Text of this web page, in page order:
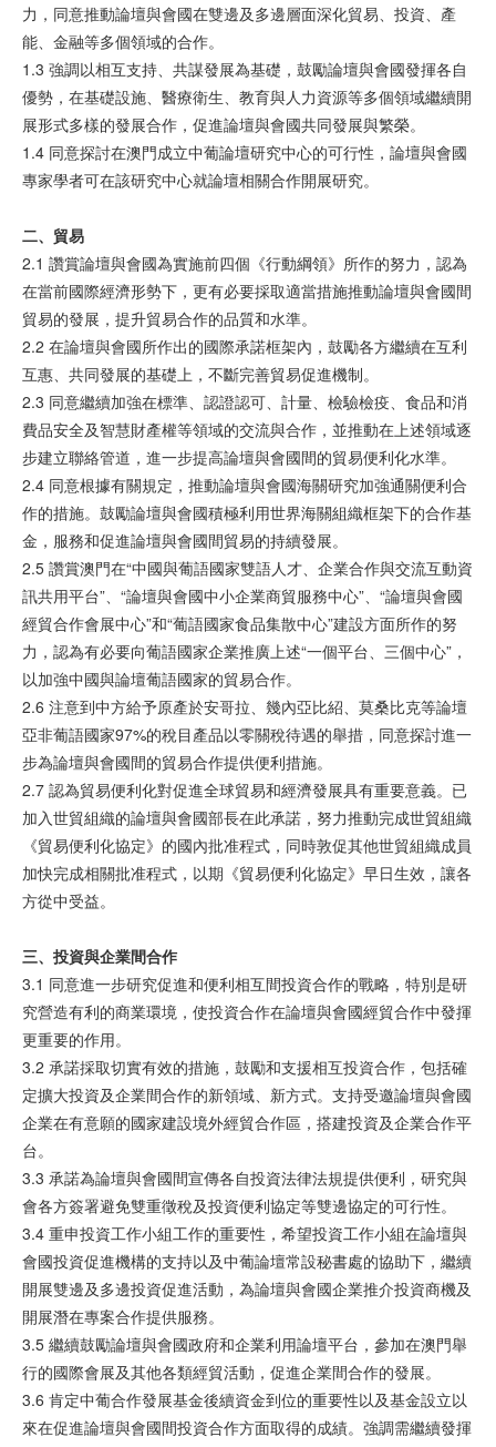
力，同意推動論壇與會國在雙邊及多邊層面深化貿易、投資、產
能、金融等多個領域的合作。
1.3 強調以相互支持、共謀發展為基礎，鼓勵論壇與會國發揮各自
優勢，在基礎設施、醫療衛生、教育與人力資源等多個領域繼續開
展形式多樣的發展合作，促進論壇與會國共同發展與繁榮。
1.4 同意探討在澳門成立中葡論壇研究中心的可行性，論壇與會國
專家學者可在該研究中心就論壇相關合作開展研究。
二、貿易
2.1 讚賞論壇與會國為實施前四個《行動綱領》所作的努力，認為
在當前國際經濟形勢下，更有必要採取適當措施推動論壇與會國間
貿易的發展，提升貿易合作的品質和水準。
2.2 在論壇與會國所作出的國際承諾框架內，鼓勵各方繼續在互利
互惠、共同發展的基礎上，不斷完善貿易促進機制。
2.3 同意繼續加強在標準、認證認可、計量、檢驗檢疫、食品和消
費品安全及智慧財產權等領域的交流與合作，並推動在上述領域逐
步建立聯絡管道，進一步提高論壇與會國間的貿易便利化水準。
2.4 同意根據有關規定，推動論壇與會國海關研究加強通關便利合
作的措施。鼓勵論壇與會國積極利用世界海關組織框架下的合作基
金，服務和促進論壇與會國間貿易的持續發展。
2.5 讚賞澳門在“中國與葡語國家雙語人才、企業合作與交流互動資
訊共用平台”、“論壇與會國中小企業商貿服務中心”、“論壇與會國
經貿合作會展中心”和“葡語國家食品集散中心”建設方面所作的努
力，認為有必要向葡語國家企業推廣上述“一個平台、三個中心”，
以加強中國與論壇葡語國家的貿易合作。
2.6 注意到中方給予原產於安哥拉、幾內亞比紹、莫桑比克等論壇
亞非葡語國家97%的稅目產品以零關稅待遇的舉措，同意探討進一
步為論壇與會國間的貿易合作提供便利措施。
2.7 認為貿易便利化對促進全球貿易和經濟發展具有重要意義。已
加入世貿組織的論壇與會國部長在此承諾，努力推動完成世貿組織
《貿易便利化協定》的國內批准程式，同時敦促其他世貿組織成員
加快完成相關批准程式，以期《貿易便利化協定》早日生效，讓各
方從中受益。
三、投資與企業間合作
3.1 同意進一步研究促進和便利相互間投資合作的戰略，特別是研
究營造有利的商業環境，使投資合作在論壇與會國經貿合作中發揮
更重要的作用。
3.2 承諾採取切實有效的措施，鼓勵和支援相互投資合作，包括確
定擴大投資及企業間合作的新領域、新方式。支持受邀論壇與會國
企業在有意願的國家建設境外經貿合作區，搭建投資及企業合作平
台。
3.3 承諾為論壇與會國間宣傳各自投資法律法規提供便利，研究與
會各方簽署避免雙重徵稅及投資便利協定等雙邊協定的可行性。
3.4 重申投資工作小組工作的重要性，希望投資工作小組在論壇與
會國投資促進機構的支持以及中葡論壇常設秘書處的協助下，繼續
開展雙邊及多邊投資促進活動，為論壇與會國企業推介投資商機及
開展潛在專案合作提供服務。
3.5 繼續鼓勵論壇與會國政府和企業利用論壇平台，參加在澳門舉
行的國際會展及其他各類經貿活動，促進企業間合作的發展。
3.6 肯定中葡合作發展基金後續資金到位的重要性以及基金設立以
來在促進論壇與會國間投資合作方面取得的成績。強調需繼續發揮